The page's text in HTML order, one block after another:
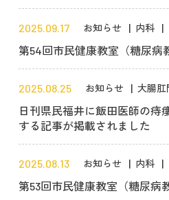
2025.09.17 お知らせ 内科
第54回市民健康教室（糖尿病
2025.08.25 お知らせ 大腸肛
日刊県民福井に飯田医師の痔
する記事が掲載されました
2025.08.13 お知らせ 内科
第53回市民健康教室（糖尿病